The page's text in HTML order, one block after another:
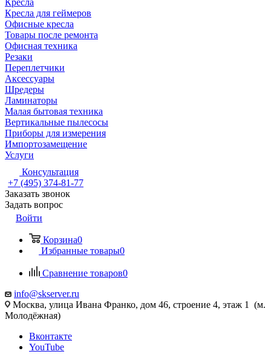
Кресла
Кресла для геймеров
Офисные кресла
Товары после ремонта
Офисная техника
Резаки
Переплетчики
Аксессуары
Шредеры
Ламинаторы
Малая бытовая техника
Вертикальные пылесосы
Приборы для измерения
Импортозамещение
Услуги
Консультация
+7 (495) 374-81-77
Заказать звонок
Задать вопрос
Войти
Корзина0
Избранные товары0
Сравнение товаров0
info@skserver.ru
Москва, улица Ивана Франко, дом 46, строение 4, этаж 1 (м.
Молодёжная)
Вконтакте
YouTube